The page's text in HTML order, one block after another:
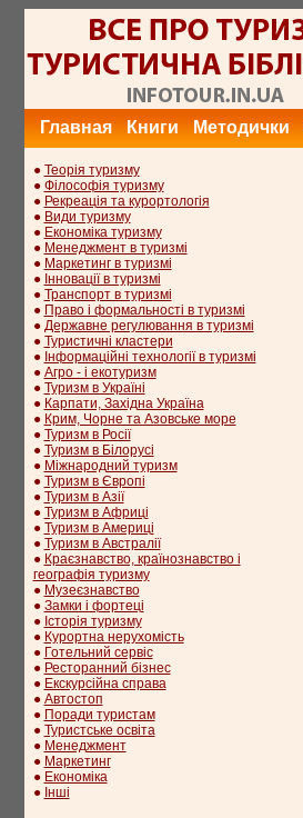
Главная Книги Методички
● Теорія туризму
● Філософія туризму
● Рекреація та курортологія
● Види туризму
● Економіка туризму
● Менеджмент в туризмі
● Маркетинг в туризмі
● Інновації в туризмі
● Транспорт в туризмі
● Право і формальності в туризмі
● Державне регулювання в туризмі
● Туристичні кластери
● Інформаційні технології в туризмі
● Агро - і екотуризм
● Туризм в Україні
● Карпати, Західна Україна
● Крим, Чорне та Азовське море
● Туризм в Росії
● Туризм в Білорусі
● Міжнародний туризм
● Туризм в Європі
● Туризм в Азії
● Туризм в Африці
● Туризм в Америці
● Туризм в Австралії
● Краєзнавство, країнознавство і
географія туризму
● Музеєзнавство
● Замки і фортеці
● Історія туризму
● Курортна нерухомість
● Готельний сервіс
● Ресторанний бізнес
● Екскурсійна справа
● Автостоп
● Поради туристам
● Туристське освіта
● Менеджмент
● Маркетинг
● Економіка
● Інші